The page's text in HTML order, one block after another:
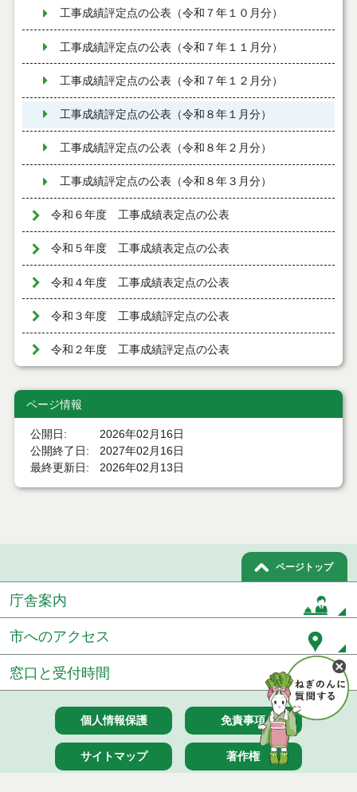
工事成績評定点の公表（令和７年１０月分）
工事成績評定点の公表（令和７年１１月分）
工事成績評定点の公表（令和７年１２月分）
工事成績評定点の公表（令和８年１月分）
工事成績評定点の公表（令和８年２月分）
工事成績評定点の公表（令和８年３月分）
令和６年度 工事成績表定点の公表
令和５年度 工事成績表定点の公表
令和４年度 工事成績表定点の公表
令和３年度 工事成績評定点の公表
令和２年度 工事成績評定点の公表
ページ情報
公開日
2026年02月16日
公開終了日
2027年02月16日
最終更新日
2026年02月13日
ページトップ
庁舎案内
市へのアクセス
窓口と受付時間
個人情報保護 免責事項
サイトマップ 著作権